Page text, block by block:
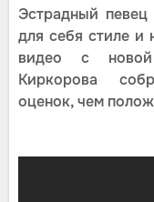
Эстрадный
для себя стиле и
видео с новой
Киркорова
оценок, чем